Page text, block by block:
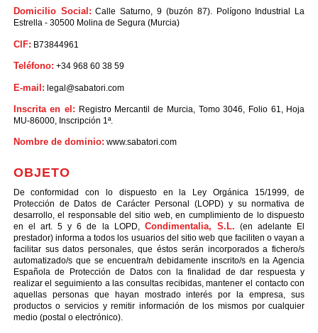
Domicilio Social: Calle Saturno, 9 (buzón 87). Polígono Industrial La
Estrella - 30500 Molina de Segura (Murcia)
CIF: B73844961
Teléfono: +34 968 60 38 59
E-mail: legal@sabatori.com
Inscrita en el: Registro Mercantil de Murcia, Tomo 3046, Folio 61, Hoja
MU-86000, Inscripción 1ª.
Nombre de dominio: www.sabatori.com
OBJETO
De conformidad con lo dispuesto en la Ley Orgánica 15/1999, de
Protección de Datos de Carácter Personal (LOPD) y su normativa de
desarrollo, el responsable del sitio web, en cumplimiento de lo dispuesto
en el art. 5 y 6 de la LOPD, Condimentalia, S.L. (en adelante El
prestador) informa a todos los usuarios del sitio web que faciliten o vayan a
facilitar sus datos personales, que éstos serán incorporados a fichero/s
automatizado/s que se encuentra/n debidamente inscrito/s en la Agencia
Española de Protección de Datos con la finalidad de dar respuesta y
realizar el seguimiento a las consultas recibidas, mantener el contacto con
aquellas personas que hayan mostrado interés por la empresa, sus
productos o servicios y remitir información de los mismos por cualquier
medio (postal o electrónico).